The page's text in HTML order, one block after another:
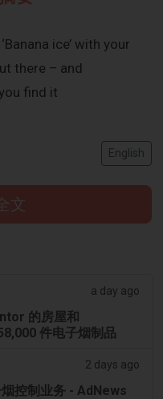
ice’ with your
there – and
find it
English
文
a day ago
的房屋和
件电子烟制品
2 days ago
控制业务 - AdNews